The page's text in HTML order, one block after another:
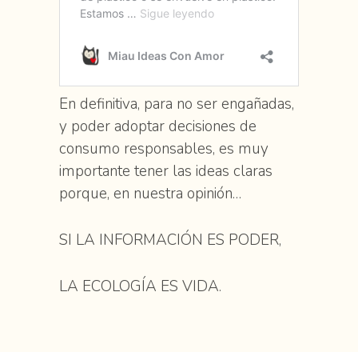
En definitiva, para no ser engañadas,
y poder adoptar decisiones de
consumo responsables, es muy
importante tener las ideas claras
porque, en nuestra opinión…
SI LA INFORMACIÓN ES PODER,
LA ECOLOGÍA ES VIDA.